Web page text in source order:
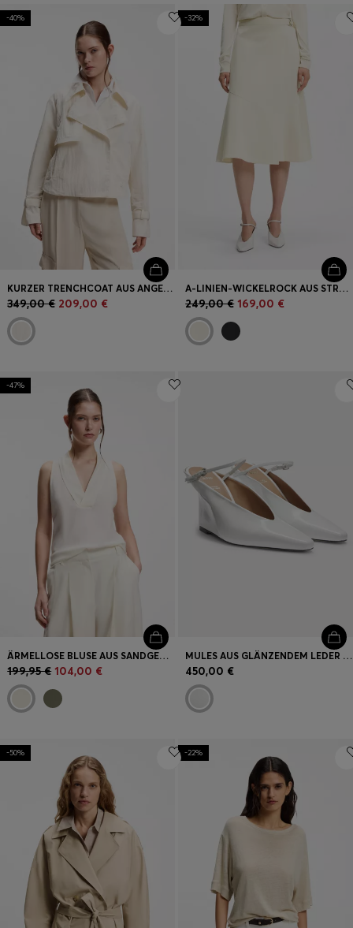
Login / Jetzt registrieren
Artikel)
FAQ & Hilfe
Store Locator
Sprache (
-40%
KURZER TRENCHCOAT AUS ANGERAUTEM KREPP
349,00 € 209,00 €
-32%
A-LINIEN-WICKELROCK AUS STRETCH-BAUMWOLLE
249,00 € 169,00 €
-47%
ÄRMELLOSE BLUSE AUS SANDGEWASCHENER SEIDE MIT V-AUSSCHNITT
199,95 € 104,00 €
MULES AUS GLÄNZENDEM LEDER MIT KEILABSATZ UND RIEMEN
450,00 €
-50% -22%